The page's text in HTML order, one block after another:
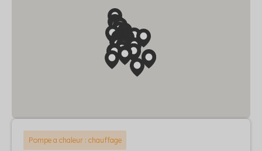
Pompe a chaleur : chauffage